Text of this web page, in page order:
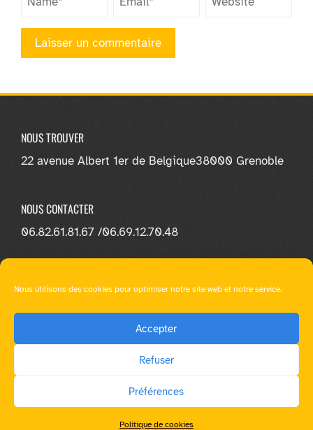
Nous utilisons des cookies pour optimiser notre site web et notre service.
Accepter
Refuser
Préférences
Politique de cookies
NOUS TROUVER
22 avenue Albert 1er de Belgique38000 Grenoble
NOUS CONTACTER
06.82.61.81.67 /06.69.12.70.48
© E-loa Learning - Tous droit réservés |